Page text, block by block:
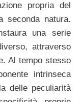
propria del
seconda natura.
una serie
attraverso
Al tempo stesso
intrinseca
delle peculiarità